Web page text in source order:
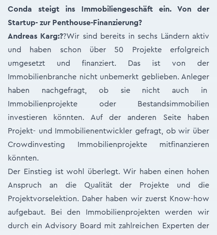
Conda steigt ins Immobiliengeschäft ein. Von der
Startup- zur Penthouse-Finanzierung?
Andreas Karg:??Wir sind bereits in sechs Ländern aktiv
und haben schon über 50 Projekte erfolgreich
umgesetzt und finanziert. Das ist von der
Immobilienbranche nicht unbemerkt geblieben. Anleger
haben nachgefragt, ob sie nicht auch in
Immobilienprojekte oder Bestandsimmobilien
investieren könnten. Auf der anderen Seite haben
Projekt- und Immobilienentwickler gefragt, ob wir über
Crowdinvesting Immobilienprojekte mitfinanzieren
könnten.
Der Einstieg ist wohl überlegt. Wir haben einen hohen
Anspruch an die Qualität der Projekte und die
Projektvorselektion. Daher haben wir zuerst Know-how
aufgebaut. Bei den Immobilienprojekten werden wir
durch ein Advisory Board mit zahlreichen Experten der